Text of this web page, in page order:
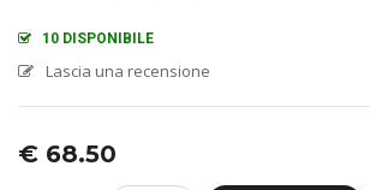
10 DISPONIBILE
Lascia una recensione
€ 68.50